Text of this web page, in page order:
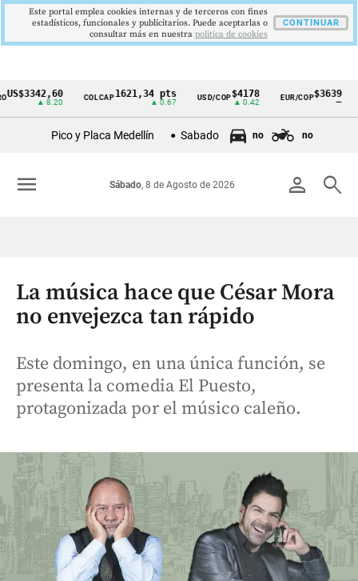
Cintillo
Colombia
COLCAP1621,34 pts USD/COP$4178
▲ 0.42
EUR/COP$3639
—
Pico y Placa Medellín Sabado no no
person search
Sábado, 8 de Agosto de 2026
menu
La música hace que César Mora
no envejezca tan rápido
Este domingo, en una única función, se
presenta la comedia El Puesto,
protagonizada por el músico caleño.
Este portal emplea cookies internas y de terceros con fines
estadísticos, funcionales y publicitarios. Puede aceptarlas o
consultar más en nuestra politica de cookies
CONTINUAR